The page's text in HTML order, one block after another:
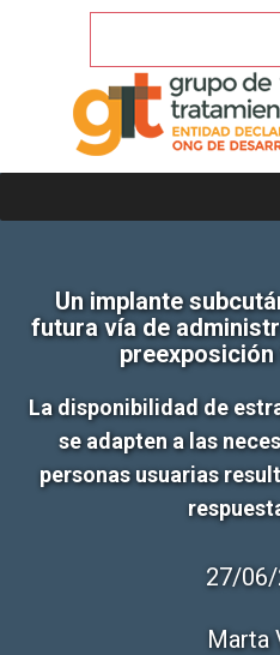
Un implante
futura vía de
La disponibilidad de
se adapten a las
personas usuarias
27/
Marta